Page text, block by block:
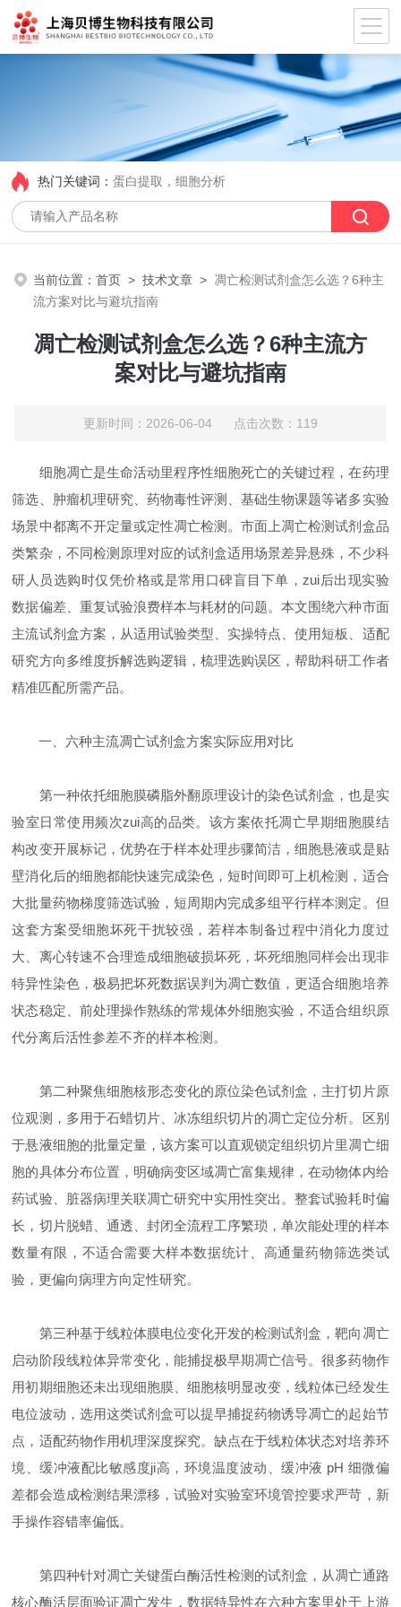
热门关键词：蛋白提取，细胞分析
当前位置：首页 >技术文章 > 凋亡检测试剂盒怎么选？6种主
流方案对比与避坑指南
凋亡检测试剂盒怎么选？6种主流方
案对比与避坑指南
更新时间：2026-06-04 点击次数：119
细胞凋亡是生命活动里程序性细胞死亡的关键过程，在药理
筛选、肿瘤机理研究、药物毒性评测、基础生物课题等诸多实验
场景中都离不开定量或定性凋亡检测。市面上凋亡检测试剂盒品
类繁杂，不同检测原理对应的试剂盒适用场景差异悬殊，不少科
研人员选购时仅凭价格或是常用口碑盲目下单，zui后出现实验
数据偏差、重复试验浪费样本与耗材的问题。本文围绕六种市面
主流试剂盒方案，从适用试验类型、实操特点、使用短板、适配
研究方向多维度拆解选购逻辑，梳理选购误区，帮助科研工作者
精准匹配所需产品。
一、六种主流凋亡试剂盒方案实际应用对比
第一种依托细胞膜磷脂外翻原理设计的染色试剂盒，也是实
验室日常使用频次zui高的品类。该方案依托凋亡早期细胞膜结
构改变开展标记，优势在于样本处理步骤简洁，细胞悬液或是贴
壁消化后的细胞都能快速完成染色，短时间即可上机检测，适合
大批量药物梯度筛选试验，短周期内完成多组平行样本测定。但
这套方案受细胞坏死干扰较强，若样本制备过程中消化力度过
大、离心转速不合理造成细胞破损坏死，坏死细胞同样会出现非
特异性染色，极易把坏死数据误判为凋亡数值，更适合细胞培养
状态稳定、前处理操作熟练的常规体外细胞实验，不适合组织原
代分离后活性参差不齐的样本检测。
第二种聚焦细胞核形态变化的原位染色试剂盒，主打切片原
位观测，多用于石蜡切片、冰冻组织切片的凋亡定位分析。区别
于悬液细胞的批量定量，该方案可以直观锁定组织切片里凋亡细
胞的具体分布位置，明确病变区域凋亡富集规律，在动物体内给
药试验、脏器病理关联凋亡研究中实用性突出。整套试验耗时偏
长，切片脱蜡、通透、封闭全流程工序繁琐，单次能处理的样本
数量有限，不适合需要大样本数据统计、高通量药物筛选类试
验，更偏向病理方向定性研究。
第三种基于线粒体膜电位变化开发的检测试剂盒，靶向凋亡
启动阶段线粒体异常变化，能捕捉极早期凋亡信号。很多药物作
用初期细胞还未出现细胞膜、细胞核明显改变，线粒体已经发生
电位波动，选用这类试剂盒可以提早捕捉药物诱导凋亡的起始节
点，适配药物作用机理深度探究。缺点在于线粒体状态对培养环
境、缓冲液配比敏感度ji高，环境温度波动、缓冲液 pH 细微偏
差都会造成检测结果漂移，试验对实验室环境管控要求严苛，新
手操作容错率偏低。
第四种针对凋亡关键蛋白酶活性检测的试剂盒，从凋亡通路
核心酶活层面验证凋亡发生，数据特异性在六种方案里处于上游